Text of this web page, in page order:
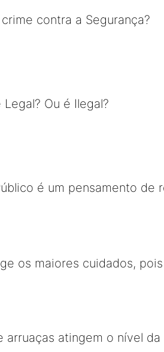
contra a Segurança?
Ou é Ilegal?
é um pensamento de
os maiores cuidados,
atingem o nível da